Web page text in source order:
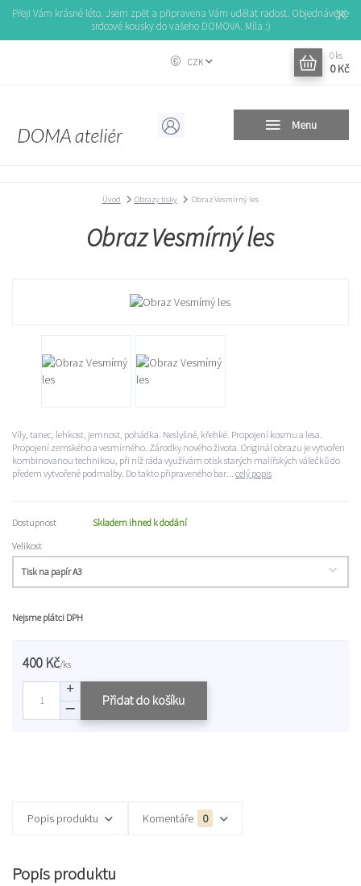
Přeji Vám krásné léto. Jsem zpět a připravena Vám udělat radost. Objednávejte
srdcové kousky do vašeho DOMOVA. Míla :)
Menu
CZK
0 ks
0 Kč
Úvod Obrazy tisky Obraz Vesmírný les
Obraz Vesmírný les
Víly, tanec, lehkost, jemnost, pohádka. Neslyšné, křehké. Propojení kosmu a lesa.
Propojení zemského a vesmírného. Zárodky nového života. Originál obrazu je vytvořen
kombinovanou technikou, při níž ráda využívám otisk starých malířských válečků do
předem vytvořené podmalby. Do takto připraveného bar... celý popis
Dostupnost
Skladem ihned k dodání
Velikost
Nejsme plátci DPH
400 Kč/ks
Přidat do košíku
Popis produktu Komentáře 0
Popis produktu